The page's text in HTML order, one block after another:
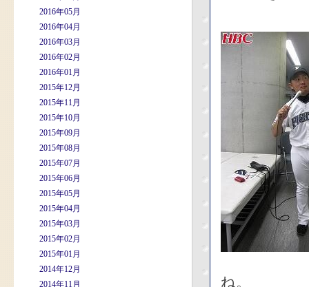
2016年05月
2016年04月
2016年03月
2016年02月
2016年01月
2015年12月
2015年11月
2015年10月
2015年09月
2015年08月
2015年07月
2015年06月
2015年05月
2015年04月
2015年03月
2015年02月
2015年01月
2014年12月
2014年11月
ね。